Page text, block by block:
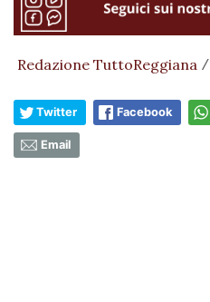
Redazione TuttoReggiana /
Twitter Facebook
Email